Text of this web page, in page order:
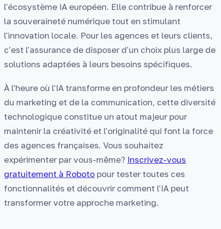
l'écosystème IA européen. Elle contribue à renforcer
la souveraineté numérique tout en stimulant
l'innovation locale. Pour les agences et leurs clients,
c'est l'assurance de disposer d'un choix plus large de
solutions adaptées à leurs besoins spécifiques.
À l'heure où l'IA transforme en profondeur les métiers
du marketing et de la communication, cette diversité
technologique constitue un atout majeur pour
maintenir la créativité et l'originalité qui font la force
des agences françaises. Vous souhaitez
expérimenter par vous-même? Inscrivez-vous
gratuitement à Roboto pour tester toutes ces
fonctionnalités et découvrir comment l'IA peut
transformer votre approche marketing.